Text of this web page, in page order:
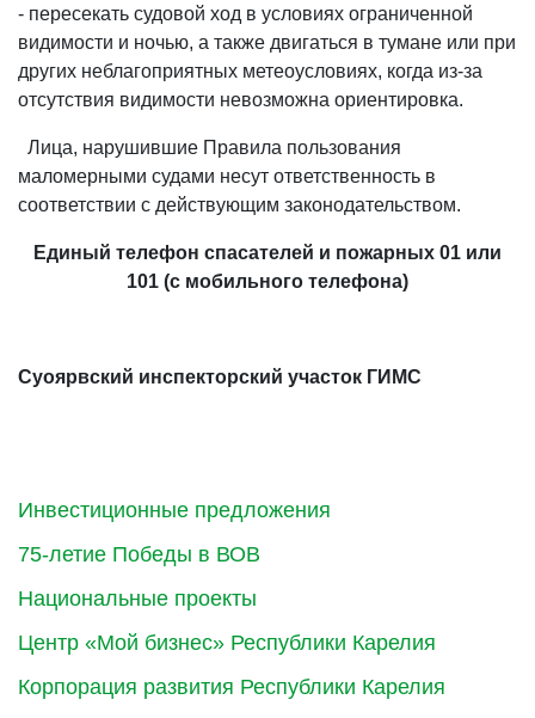
Инвестиционные предложения
75-летие Победы в ВОВ
Национальные проекты
Центр «Мой бизнес» Республики Карелия
Корпорация развития Республики Карелия
- пересекать судовой ход в условиях ограниченной
видимости и ночью, а также двигаться в тумане или при
других неблагоприятных метеоусловиях, когда из-за
отсутствия видимости невозможна ориентировка.
Лица, нарушившие Правила пользования
маломерными судами несут ответственность в
соответствии с действующим законодательством.
Единый телефон спасателей и пожарных 01 или
101 (с мобильного телефона)
Суоярвский инспекторский участок ГИМС